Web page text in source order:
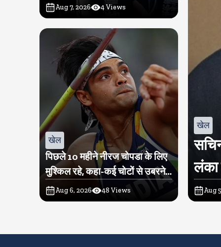
Aug 7, 2026 4Views
खेल
पिछले 10 महीने नीरज चोपडा के लिए
मुश्किल रहे, कहा-कई चोटों से उबरने में
परेशानी हुई
Aug 6, 2026 48 Views
खेल
लंका
Aug